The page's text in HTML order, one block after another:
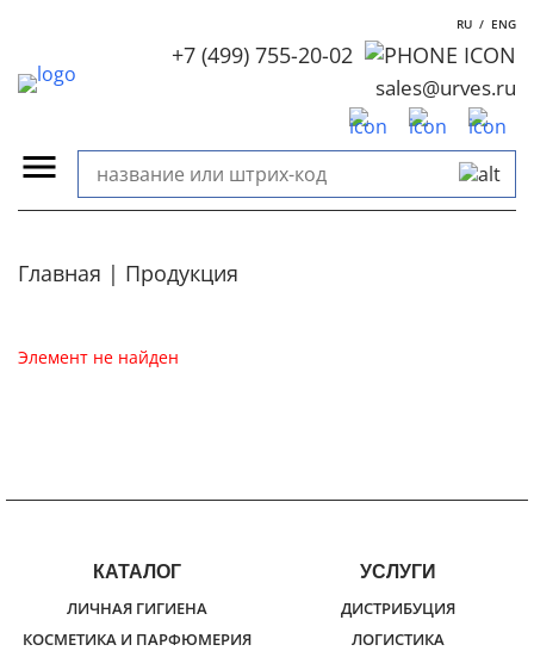
RU / ENG
+7 (499) 755-20-02
sales@urves.ru
Главная Продукция
Элемент не найден
КАТАЛОГ
ЛИЧНАЯ ГИГИЕНА
КОСМЕТИКА И ПАРФЮМЕРИЯ
УСЛУГИ
ДИСТРИБУЦИЯ
ЛОГИСТИКА